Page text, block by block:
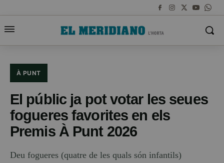
À PUNT
El públic ja pot votar les seues
fogueres favorites en els
Premis À Punt 2026
Deu fogueres (quatre de les quals són infantils)